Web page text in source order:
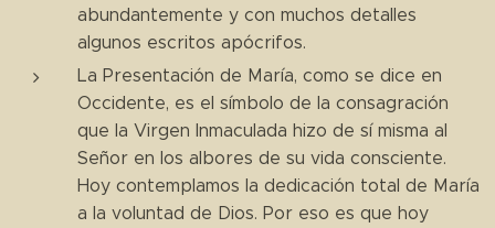
abundantemente y con muchos detalles
algunos escritos apócrifos.
La Presentación de María, como se dice en
Occidente, es el símbolo de la consagración
que la Virgen Inmaculada hizo de sí misma al
Señor en los albores de su vida consciente.
Hoy contemplamos la dedicación total de María
a la voluntad de Dios. Por eso es que hoy